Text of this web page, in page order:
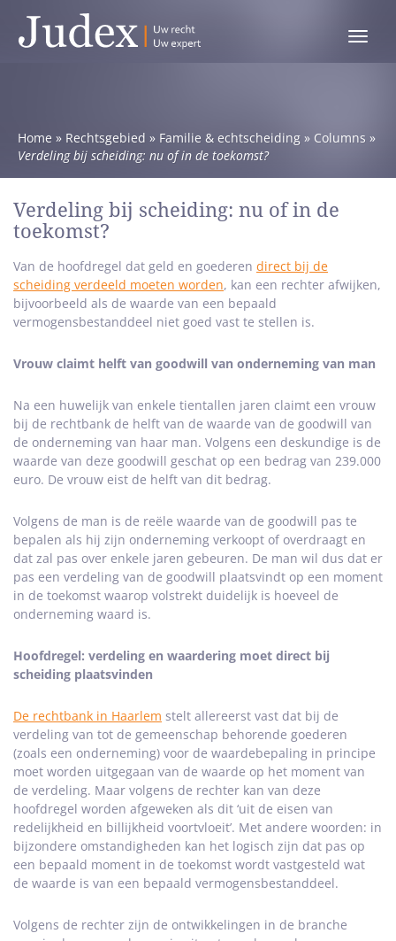
Toggle
Home » Rechtsgebied » Familie & echtscheiding » Columns »
Verdeling bij scheiding: nu of in de toekomst?
Verdeling bij scheiding: nu of in de
toekomst?
Van de hoofdregel dat geld en goederen direct bij de
scheiding verdeeld moeten worden, kan een rechter afwijken,
bijvoorbeeld als de waarde van een bepaald
vermogensbestanddeel niet goed vast te stellen is.
Vrouw claimt helft van goodwill van onderneming van man
Na een huwelijk van enkele tientallen jaren claimt een vrouw
bij de rechtbank de helft van de waarde van de goodwill van
de onderneming van haar man. Volgens een deskundige is de
waarde van deze goodwill geschat op een bedrag van 239.000
euro. De vrouw eist de helft van dit bedrag.
Volgens de man is de reële waarde van de goodwill pas te
bepalen als hij zijn onderneming verkoopt of overdraagt en
dat zal pas over enkele jaren gebeuren. De man wil dus dat er
pas een verdeling van de goodwill plaatsvindt op een moment
in de toekomst waarop volstrekt duidelijk is hoeveel de
onderneming waard is.
Hoofdregel: verdeling en waardering moet direct bij
scheiding plaatsvinden
De rechtbank in Haarlem stelt allereerst vast dat bij de
verdeling van tot de gemeenschap behorende goederen
(zoals een onderneming) voor de waardebepaling in principe
moet worden uitgegaan van de waarde op het moment van
de verdeling. Maar volgens de rechter kan van deze
hoofdregel worden afgeweken als dit ‘uit de eisen van
redelijkheid en billijkheid voortvloeit’. Met andere woorden: in
bijzondere omstandigheden kan het logisch zijn dat pas op
een bepaald moment in de toekomst wordt vastgesteld wat
de waarde is van een bepaald vermogensbestanddeel.
Volgens de rechter zijn de ontwikkelingen in de branche